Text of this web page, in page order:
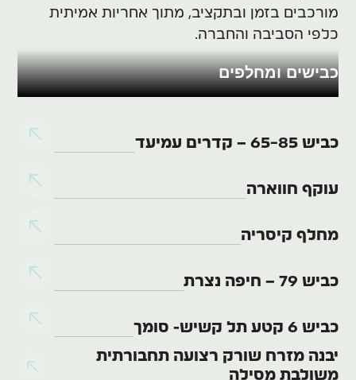
הסעת המונים
מטרו
כבישים תנועה ותחבורהקונסטרוקציה
שכונות
ניקוז
הדמיות
נגישות
חו"ל
BRT ונתיבי תחבורה ציבורית
מורכבים בזמן ובתקציב, מתוך אחריות אמיתית
כלפי הסביבה והחברה.
כבישים ומחלפים
כביש 65-85 – קדרים עמיעד
עוקף חווארה
מחלף קיסריה
כביש 79 – חיפה נצרת
כביש 6 קטע תל קשיש- סומך
יבנה מזרח שורק רצועה תחבורתית
משולבת מסילה